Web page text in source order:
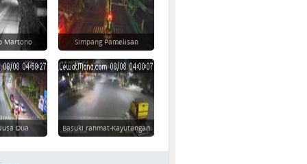
Martono Simpang Pamelisan
Dua Basuki rahmat-Kayutangan